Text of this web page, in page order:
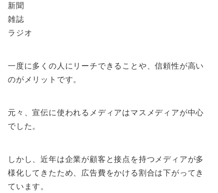
新聞
雑誌
ラジオ
一度に多くの人にリーチできることや、信頼性が高い
のがメリットです。
元々、宣伝に使われるメディアはマスメディアが中心
でした。
しかし、近年は企業が顧客と接点を持つメディアが多
様化してきたため、広告費をかける割合は下がってき
ています。